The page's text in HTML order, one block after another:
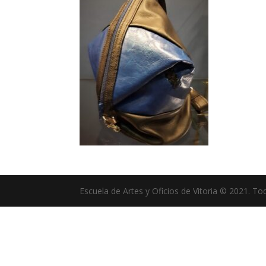
Escuela de Artes y Oficios de Vitoria © 2021.